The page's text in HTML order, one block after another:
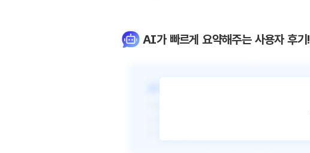
AI가 빠르게 요약해주는 사용자 후기!